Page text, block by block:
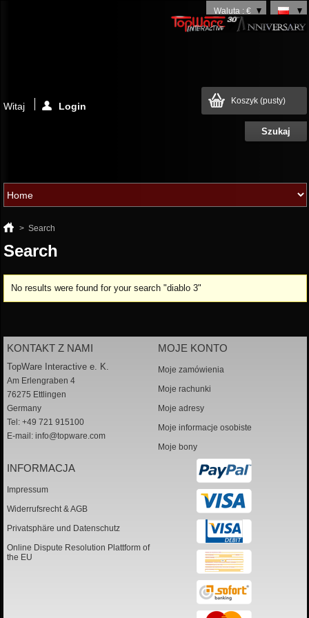
Waluta : €
Koszyk (pusty)
Witaj Login
> Search
Search
No results were found for your search "diablo 3"
KONTAKT Z NAMI
TopWare Interactive e. K.
Am Erlengraben 4
76275 Ettlingen
Germany
Tel: +49 721 915100
E-mail: info@topware.com
MOJE KONTO
Moje zamówienia
Moje rachunki
Moje adresy
Moje informacje osobiste
Moje bony
INFORMACJA
Impressum
Widerrufsrecht & AGB
Privatsphäre und Datenschutz
Online Dispute Resolution Plattform of
the EU